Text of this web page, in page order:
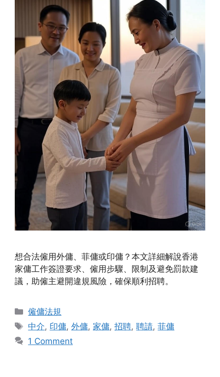
想合法僱用外傭、菲傭或印傭？本文詳細解說香港
家傭工作簽證要求、僱用步驟、限制及避免罰款建
議，助僱主避開違規風險，確保順利招聘。
Categories
僱傭法規
Tags
中介, 印傭,外傭, 家傭,招聘,聘請,菲傭
1 Comment